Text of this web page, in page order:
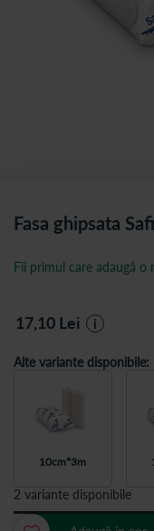
Fasa ghipsata
Fii primul care adaugă o
17,10 Lei i
Alte variante disponibile:
10cm*3m
2 variante disponibile